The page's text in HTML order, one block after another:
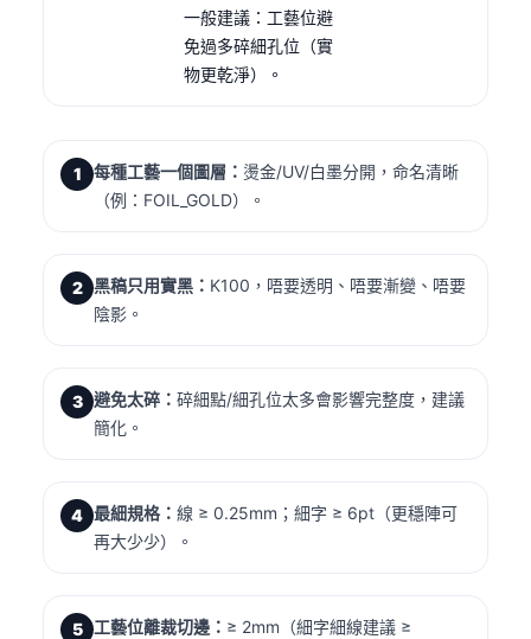
一般建議：工藝位避
免過多碎細孔位（實
物更乾淨）。
1 每種工藝一個圖層： 燙金/UV/白墨分開，命名清晰
（例：FOIL_GOLD）。
2 黑稿只用實黑： K100，唔要透明、唔要漸變、唔要
陰影。
3 避免太碎： 碎細點/細孔位太多會影響完整度，建議
簡化。
4 最細規格： 線 ≥ 0.25mm；細字 ≥ 6pt（更穩陣可
再大少少）。
5 工藝位離裁切邊： ≥ 2mm（細字細線建議 ≥